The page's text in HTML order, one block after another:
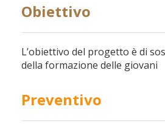
Obiettivo
L’obiettivo del progetto è di
della formazione delle giovani
Preventivo